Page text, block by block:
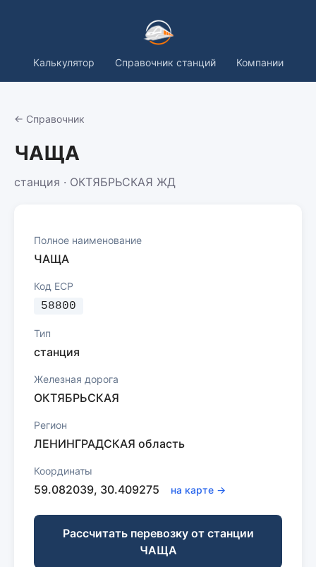
Калькулятор Справочник станций Компании
← Справочник
ЧАЩА
станция · ОКТЯБРЬСКАЯ ЖД
Полное наименование
ЧАЩА
Код ЕСР
58800
Тип
станция
Железная дорога
ОКТЯБРЬСКАЯ
Регион
ЛЕНИНГРАДСКАЯ область
Координаты
59.082039, 30.409275 на карте →
Рассчитать перевозку от станции
ЧАЩА